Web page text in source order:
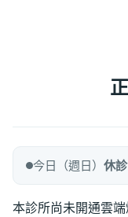
今日（週日） 休診
本診所尚未開通雲